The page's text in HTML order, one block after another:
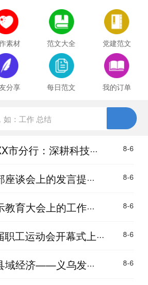
素材 范文大全 党建范文
分享 每日范文 我的订单
市分行：深耕科技··· 8-6
谈会上的发言提··· 8-6
育大会上的工作··· 8-6
工运动会开幕式上··· 8-6
域经济——义乌发··· 8-6